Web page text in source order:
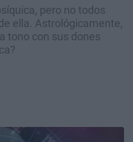
pero no todos
ella. Astrológicamente,
tono con sus dones